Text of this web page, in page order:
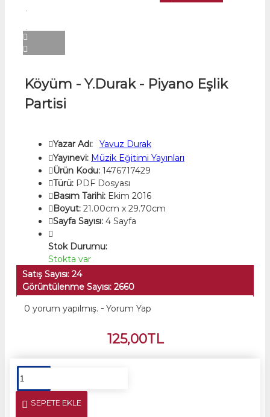
Köyüm - Y.Durak - Piyano Eşlik
Partisi
Yazar Adı:
Yavuz Durak
Yayınevi: Müzik Eğitimi Yayınları
Ürün Kodu: 1476717429
Türü: PDF Dosyası
Basım Tarihi: Ekim 2016
Boyut: 21.00cm x 29.70cm
Sayfa Sayısı: 4 Sayfa
Stok Durumu:
Stokta var
Satış Sayısı: 24
Görüntülenme Sayısı: 2660
0 yorum yapılmış. - Yorum Yap
125,00TL
SEPETE EKLE